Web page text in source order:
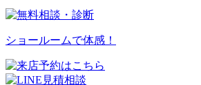
ショールームで体感！